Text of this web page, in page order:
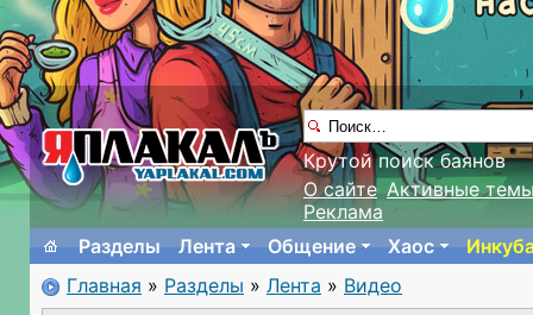
Крутой поиск баянов
О сайте Активные
Реклама
Разделы
Лента Общение Хаос
Главная » Разделы » Лента » Видео